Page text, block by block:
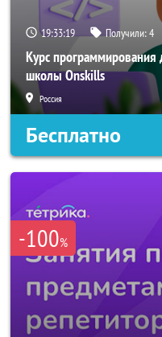
19:33:19 Получили:4
Курс
школы Onskills
Россия
Бесплатно
-100%